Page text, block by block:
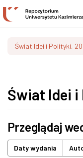
Świat Idei i Polityki,
Świat Idei i
Przeglądaj
Daty wydania